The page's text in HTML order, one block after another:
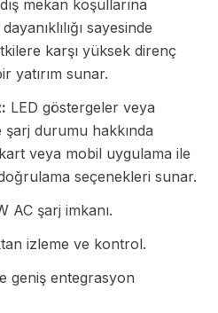
mekan koşullarına
sayesinde
karşı yüksek direnç
yatırım sunar.
LED göstergeler veya
durumu hakkında
veya mobil uygulama ile
seçenekleri sunar.
AC şarj imkanı.
izleme ve kontrol.
geniş entegrasyon